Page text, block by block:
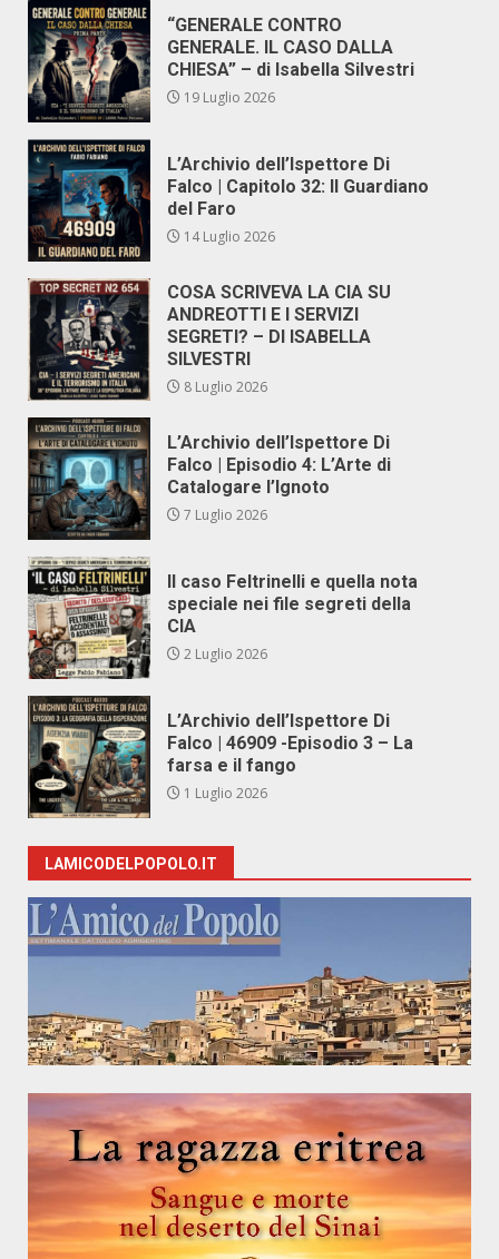
“GENERALE CONTRO
GENERALE. IL CASO DALLA
CHIESA” – di Isabella Silvestri
19 Luglio 2026
L’Archivio dell’Ispettore Di
Falco | Capitolo 32: Il Guardiano
del Faro
14 Luglio 2026
COSA SCRIVEVA LA CIA SU
ANDREOTTI E I SERVIZI
SEGRETI? – DI ISABELLA
SILVESTRI
8 Luglio 2026
L’Archivio dell’Ispettore Di
Falco | Episodio 4: L’Arte di
Catalogare l’Ignoto
7 Luglio 2026
Il caso Feltrinelli e quella nota
speciale nei file segreti della
CIA
2 Luglio 2026
L’Archivio dell’Ispettore Di
Falco | 46909 -Episodio 3 – La
farsa e il fango
1 Luglio 2026
LAMICODELPOPOLO.IT